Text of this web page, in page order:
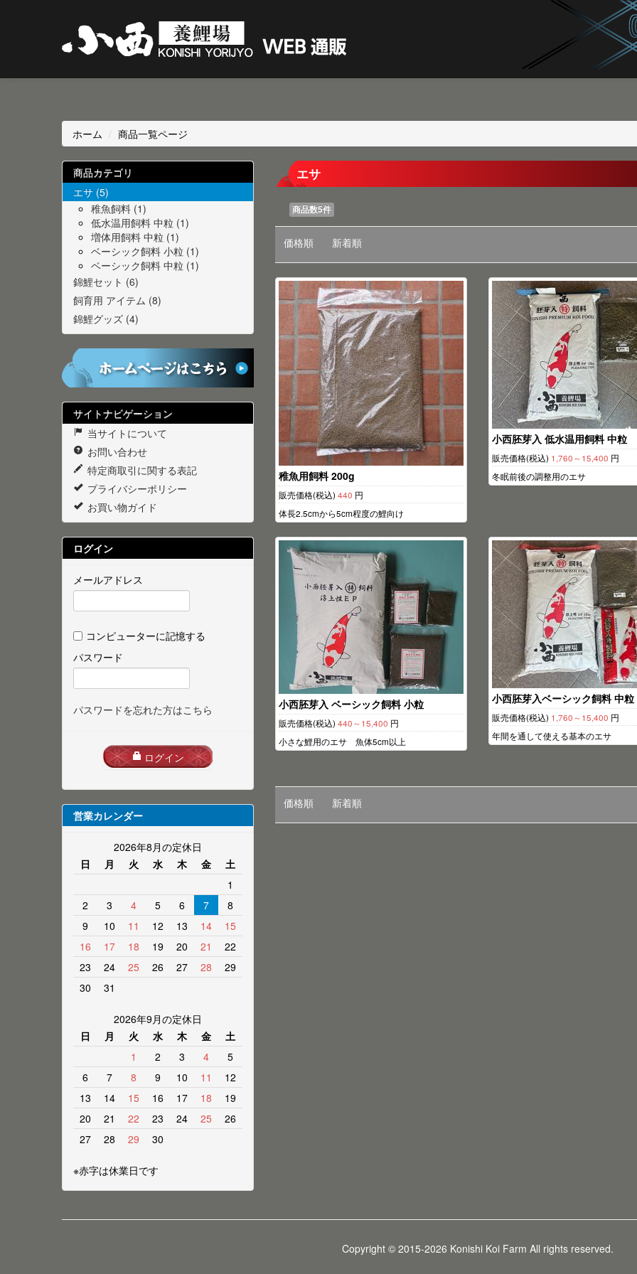
ホーム / 商品一覧ページ
エサ
商品数5件
価格順 新着順
稚魚用飼料 200g
販売価格(税込) 440 円
体長2.5cmから5cm程度の鯉向け
小西胚芽入 低水温用飼料 中粒
販売価格(税込) 1,760～15,400 円
冬眠前後の調整用のエサ
小西胚芽入 ベーシック飼料 小粒
販売価格(税込) 440～15,400 円
小さな鯉用のエサ 魚体5cm以上
小西胚芽入ベーシック飼料 中粒
販売価格(税込) 1,760～15,400 円
年間を通して使える基本のエサ
価格順 新着順
商品カテゴリ
エサ (5)
稚魚飼料 (1)
低水温用飼料 中粒 (1)
増体用飼料 中粒 (1)
ベーシック飼料 小粒 (1)
ベーシック飼料 中粒 (1)
錦鯉セット (6)
飼育用 アイテム (8)
錦鯉グッズ (4)
サイトナビゲーション
当サイトについて
お問い合わせ
特定商取引に関する表記
プライバシーポリシー
お買い物ガイド
ログイン
メールアドレス
コンピューターに記憶する
パスワード
パスワードを忘れた方はこちら
ログイン
営業カレンダー
2026年8月の定休日
日
月 火 水 木 金
土
1
2
3 4 5 6 7
8
9
10 11 12 13 14
15
16
17 18 19 20 21
22
23
24 25 26 27 28
29
30
31
2026年9月の定休日
日
月 火 水 木 金
土
1
2 3 4
5
6
7 8 9 10 11
12
13
14 15 16 17 18
19
20
21 22 23 24 25
26
27
28 29 30
※赤字は休業日です
Copyright © 2015-2026 Konishi Koi Farm All rights reserved.